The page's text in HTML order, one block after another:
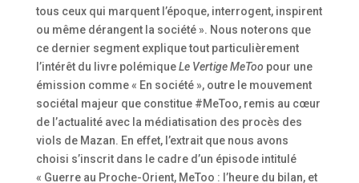
tous ceux qui marquent l’époque, interrogent, inspirent
ou même dérangent la société ». Nous noterons que
ce dernier segment explique tout particulièrement
l’intérêt du livre polémiqueLe Vertige MeToo pour une
émission comme « En société », outre le mouvement
sociétal majeur que constitue #MeToo, remis au cœur
de l’actualité avec la médiatisation des procès des
viols de Mazan. En effet, l’extrait que nous avons
choisi s’inscrit dans le cadre d’un épisode intitulé
« Guerre au Proche-Orient, MeToo : l’heure du bilan, et